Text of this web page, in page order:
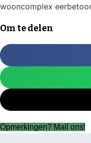
wooncomplex
Om te delen
Opmerkingen? Mail ons!